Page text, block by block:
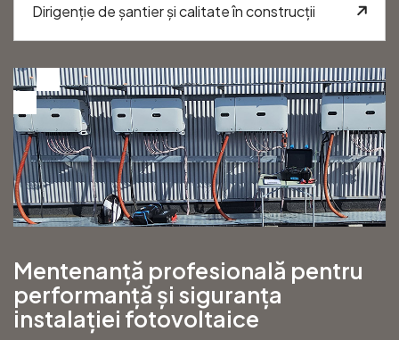
Dirigenție de șantier și calitate în construcții
Mentenanță profesională pentru
performanță și siguranța
instalației fotovoltaice